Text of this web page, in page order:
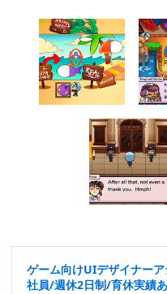
ゲーム向けUIデザイナー
社員/週休2日制/育休実績